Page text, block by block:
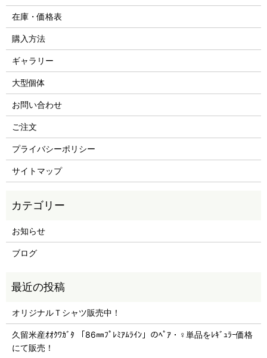
在庫・価格表
購入方法
ギャラリー
大型個体
お問い合わせ
ご注文
プライバシーポリシー
サイトマップ
お知らせ
ブログ
オリジナルＴシャツ販売中！
久留米産ｵｵｸﾜｶﾞﾀ 「86㎜ﾌﾟﾚﾐｱﾑﾗｲﾝ」のﾍﾟｱ・♀単品をﾚｷﾞｭﾗｰ価格
にて販売！